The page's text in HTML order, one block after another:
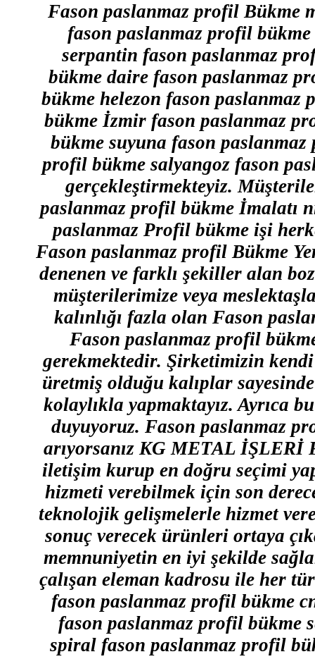
Fason paslanmaz profil Bükme
fason paslanmaz profil
serpantin fason paslanmaz
bükme daire fason paslanmaz
bükme helezon fason
bükme İzmir fason paslanmaz
bükme suyuna fason
profil bükme salyangoz fason
gerçekleştirmekteyiz.
paslanmaz profil bükme İmalatı
paslanmaz Profil bükme işi
Fason paslanmaz profil Bükme
denenen ve farklı şekiller alan
müşterilerimize veya
kalınlığı fazla olan Fason
Fason paslanmaz profil
gerekmektedir. Şirketimizin
üretmiş olduğu kalıplar
kolaylıkla yapmaktayız. Ayrıca
duyuyoruz. Fason paslanmaz
arıyorsanız KG METAL İŞLERİ
iletişim kurup en doğru seçimi
hizmeti verebilmek için son
teknolojik gelişmelerle hizmet
sonuç verecek ürünleri ortaya
memnuniyetin en iyi şekilde
çalışan eleman kadrosu ile her
fason paslanmaz profil bükme
fason paslanmaz profil bükme
spiral fason paslanmaz profil